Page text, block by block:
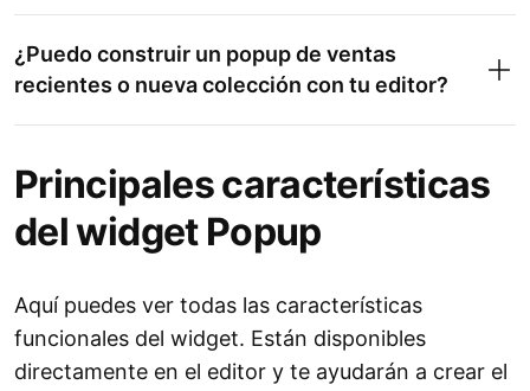
¿Puedo construir un popup de ventas
recientes o nueva colección con tu editor?
Principales características
del widget Popup
Aquí puedes ver todas las características
funcionales del widget. Están disponibles
directamente en el editor y te ayudarán a crear el